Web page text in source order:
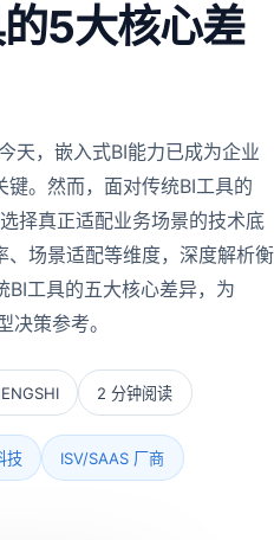
5大核心差
天，嵌入式BI能力已成为企业
。然而，面对传统BI工具的
择真正适配业务场景的技术底
场景适配等维度，深度解析衡
BI工具的五大核心差异，为
决策参考。
2 分钟阅读
技 ISV/SAAS 厂商